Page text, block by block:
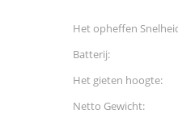
Het opheffen
Batterij:
Het gieten hoogte:
Netto Gewicht: